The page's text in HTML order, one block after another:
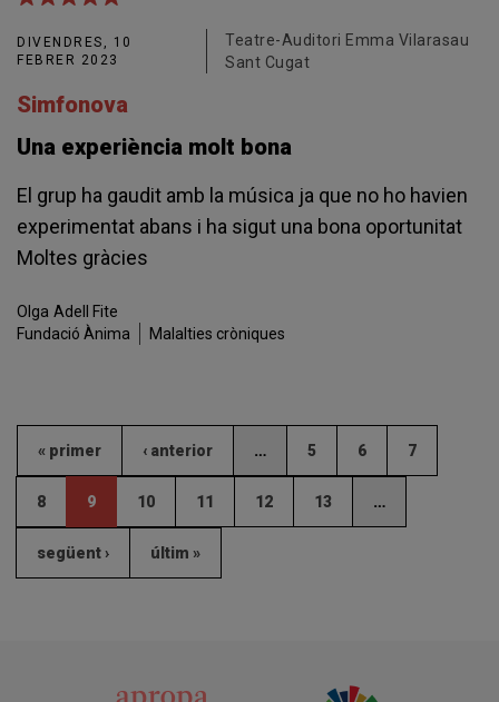
DIVENDRES, 10
FEBRER 2023
Teatre-Auditori Emma Vilarasau
Sant Cugat
Simfonova
Una experiència molt bona
El grup ha gaudit amb la música ja que no ho havien
experimentat abans i ha sigut una bona oportunitat
Moltes gràcies
Olga Adell Fite
Fundació Ànima
Malalties cròniques
« primer ‹ anterior … 5 6 7
8 9 10 11 12 13 …
següent › últim »